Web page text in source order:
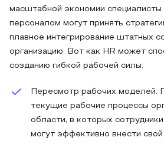
масштабной экономии специалисты
персоналом могут принять
плавное интегрирование штатных
организацию. Вот как HR может
созданию гибкой рабочей силы:
Пересмотр рабочих моделей:
текущие рабочие процессы
области, в которых
могут эффективно внести свой